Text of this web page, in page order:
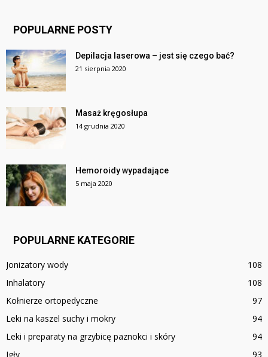
POPULARNE POSTY
Depilacja laserowa – jest się czego bać?
21 sierpnia 2020
Masaż kręgosłupa
14 grudnia 2020
Hemoroidy wypadające
5 maja 2020
POPULARNE KATEGORIE
Jonizatory wody
108
Inhalatory
108
Kołnierze ortopedyczne
97
Leki na kaszel suchy i mokry
94
Leki i preparaty na grzybicę paznokci i skóry
94
Igły
93